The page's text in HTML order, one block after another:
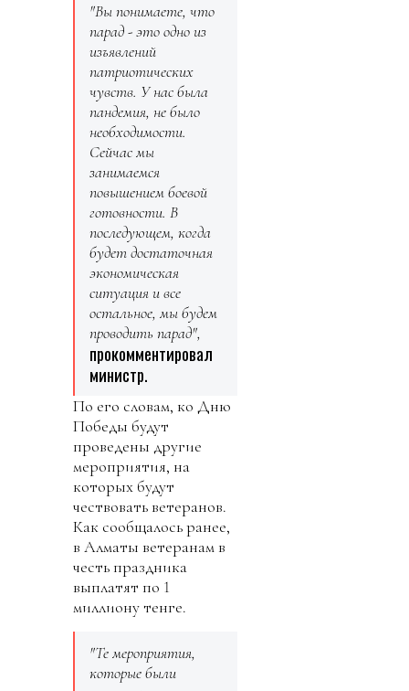
"Вы понимаете, что
парад - это одно из
изъявлений
патриотических
чувств. У нас была
пандемия, не было
необходимости.
Сейчас мы
занимаемся
повышением боевой
готовности. В
последующем, когда
будет достаточная
экономическая
ситуация и все
остальное, мы будем
проводить парад",
прокомментировал
министр.
По его словам, ко Дню
Победы будут
проведены другие
мероприятия, на
которых будут
чествовать ветеранов.
Как сообщалось ранее,
в Алматы ветеранам в
честь праздника
выплатят по 1
миллиону тенге.
"Те мероприятия,
которые были